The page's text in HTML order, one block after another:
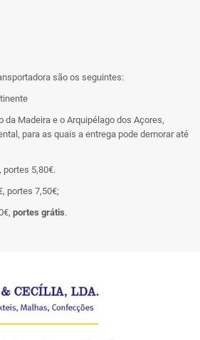
são os seguintes:
da Madeira e o Arquipélago dos Açores,
para as quais a entrega pode demorar até
portes 5,80€.
portes 7,50€;
portes grátis.